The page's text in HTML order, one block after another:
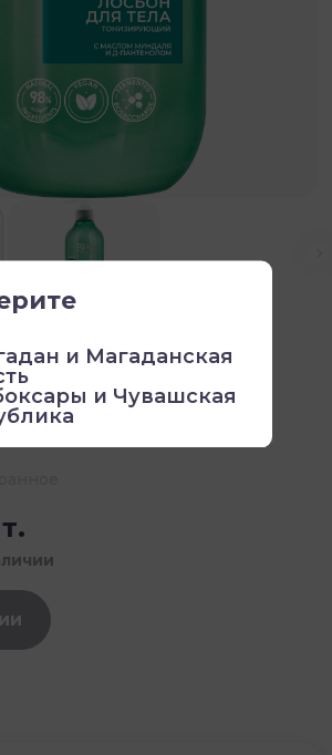
тонизирующий
toning, 300мл
и Магаданская
и Чувашская